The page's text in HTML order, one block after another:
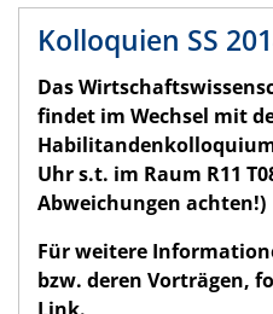
Kolloquien SS
Das
findet im Wechsel mit
Uhr s.t. im Raum R11
Abweichungen achten!)
Für weitere
bzw. deren Vorträgen,